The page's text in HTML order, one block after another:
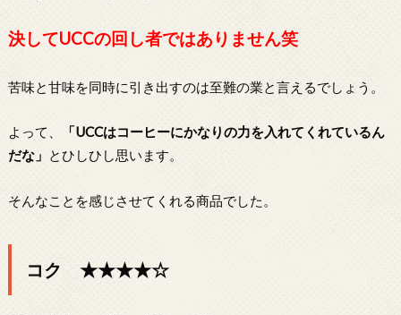
決してUCCの回し者ではありません笑
苦味と甘味を同時に引き出すのは至難の業と言えるでしょう。
よって、
「UCCはコーヒーにかなりの力を入れてくれているん
だな」 とひしひし思います。
そんなことを感じさせてくれる商品でした。
コク ★★★★☆